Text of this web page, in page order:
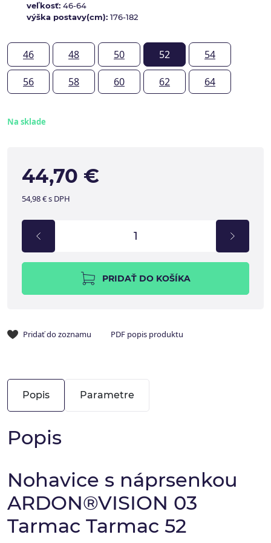
veľkosť: 46-64
výška postavy(cm): 176-182
46 48 50 52 54
56 58 60 62 64
Na sklade
44,70 €
54,98 € s DPH
PRIDAŤ DO KOŠÍKA
Pridať do zoznamu PDF popis produktu
Popis Parametre
Popis
Nohavice s náprsenkou
ARDON®VISION 03
Tarmac Tarmac 52